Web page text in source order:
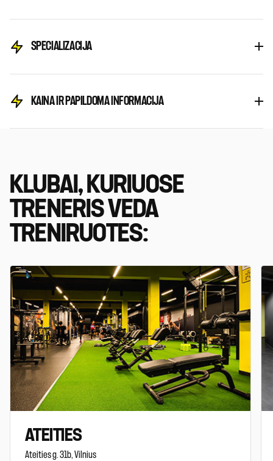
SPECIALIZACIJA
KAINA IR PAPILDOMA INFORMACIJA
KLUBAI, KURIUOSE
TRENERIS VEDA
TRENIRUOTES:
ATEITIES
Ateities g. 31b, Vilnius